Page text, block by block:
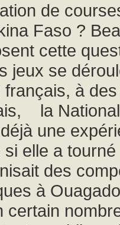
de
Faso ?
cette
jeux se
à
la
une
elle a
des
à
certain